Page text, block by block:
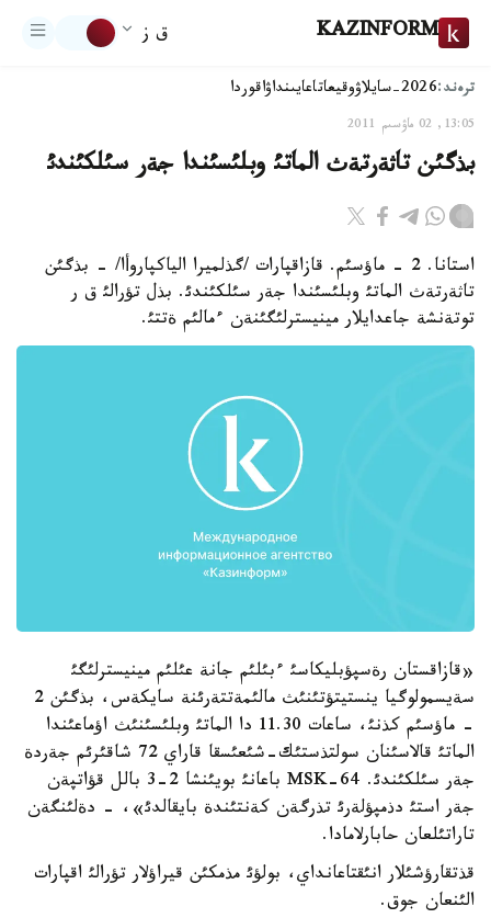
KAZINFORM ق ز
ترەند:2026-سايلاۋ وقيعاتاعايىنداۋاقوردا
13:05, 02 ماۋسىم 2011
بذگئن تاثةرتةث الماتئ وبلئسئندا جةر سئلكئندئ
استانا. 2 - ماؤسئم. قازاقپارات /گذلميرا الياكپاروأا/ - بذگئن
تاثةرتةث الماتئ وبلئسئندا جةر سئلكئندئ. بذل تؤرالئ ق ر
توتةنشة جاعدايلار مينيسترلئگئنةن ءمالئم ةتتئ.
«قازاقستان رةسپؤبليكاسئ ءبئلئم جانة عئلئم مينيسترلئگئ
سةيسمولوگيا ينستيتؤتئنئث مالئمةتتةرئنة سايكةس، بذگئن 2
- ماؤسئم كذنئ، ساعات 11.30 دا الماتئ وبلئسئنئث اؤماعئندا
الماتئ قالاسئنان سولتذستئك-شئعئسقا قاراي 72 شاقئرئم جةردة
جةر سئلكئندئ. MSK-64 باعانئ بويئنشا 2-3 بالل قؤاتپةن
جةر استئ دذمپؤلةرئ تذرگةن كةنتئندة بايقالدئ»، - دةلئنگةن
تاراتئلعان حابارلامادا.
قذتقارؤشئلار انئقتاعانداي، بولؤئ مذمكئن قيراؤلار تؤرالئ اقپارات
الئنعان جوق.